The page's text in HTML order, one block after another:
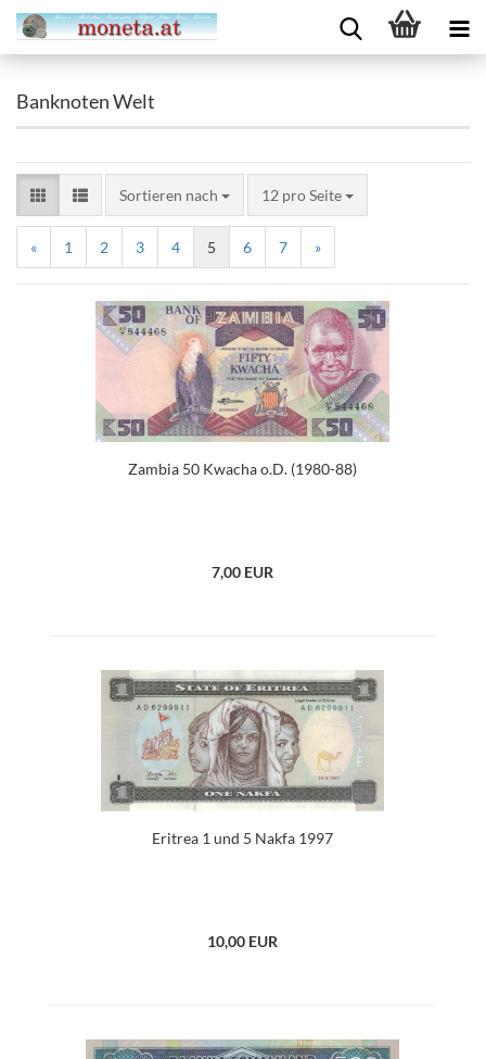
Banknoten Welt
Sortieren nach 12 pro Seite
« 1 2 3 4 5 6 7 »
Zambia 50 Kwacha o.D. (1980-88)
7,00 EUR
Eritrea 1 und 5 Nakfa 1997
10,00 EUR